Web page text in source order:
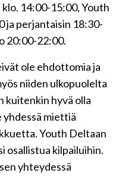
14:00-15:00, Youth
ja perjantaisin 18:30-
20:00-22:00.
ole ehdottomia ja
niiden ulkopuolelta
kuitenkin hyvä olla
yhdessä miettiä
Youth Deltaan
osallistua kilpailuihin.
yhteydessä